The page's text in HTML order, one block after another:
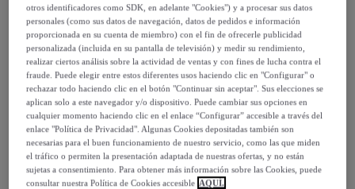
22,99 €
49,99 €
-54%
Posible recogida de tu antiguo producto,ver condiciones
Vendido porEMPRENDIMIENTOS URBANOS
otros identificadores como SDK, en adelante "Cookies") y a procesar sus datos
personales (como sus datos de navegación, datos de pedidos e información
proporcionada en su cuenta de miembro) con el fin de ofrecerle publicidad
personalizada (incluida en su pantalla de televisión) y medir su rendimiento,
realizar ciertos análisis sobre la actividad de ventas y con fines de lucha contra el
fraude. Puede elegir entre estos diferentes usos haciendo clic en "Configurar" o
rechazar todo haciendo clic en el botón "Continuar sin aceptar". Sus elecciones se
aplican solo a este navegador y/o dispositivo. Puede cambiar sus opciones en
cualquier momento haciendo clic en el enlace “Configurar” accesible a través del
enlace "Política de Privacidad". Algunas Cookies depositadas también son
necesarias para el buen funcionamiento de nuestro servicio, como las que miden
el tráfico o permiten la presentación adaptada de nuestras ofertas, y no están
sujetas a consentimiento. Para obtener más información sobre las Cookies, puede
consultar nuestra Política de Cookies accesible AQUÍ.